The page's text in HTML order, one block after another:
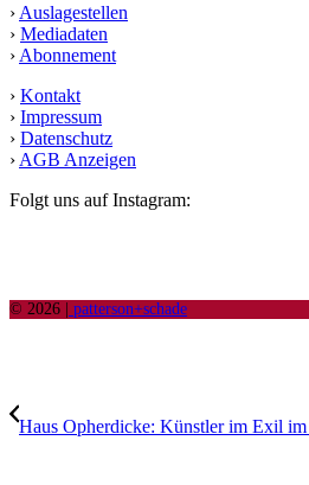
› Auslagestellen
› Mediadaten
› Abonnement
› Kontakt
› Impressum
› Datenschutz
› AGB Anzeigen
Folgt uns auf Instagram:
© 2026 | patterson+schade
Haus Opherdicke: Künstler im Exil